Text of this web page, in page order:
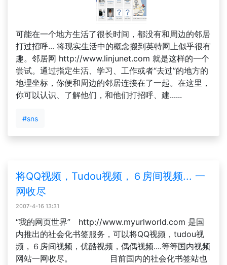
可能在一个地方生活了很长时间，都没有和周边的邻居
打过招呼... 将现实生活中的概念搬到英特网上似乎很有
趣。邻居网 http://www.linjunet.com 就是这样的一个
尝试。通过指定生活、学习、工作或者“去过”的地方的
地理坐标，你便和周边的邻居连接在了一起。在这里，
你可以认识、了解他们，和他们打招呼、建......
#sns
将QQ视频，Tudou视频，６房间视频... 一
网收尽
2007-4-16 13:31
“我的网页世界” http://www.myurlworld.com 是国
内推出的社会化书签服务，可以将QQ视频，tudou视
频，６房间视频，优酷视频，偶偶视频....等等国内视频
网站一网收尽。 目前国内的社会化书签站也